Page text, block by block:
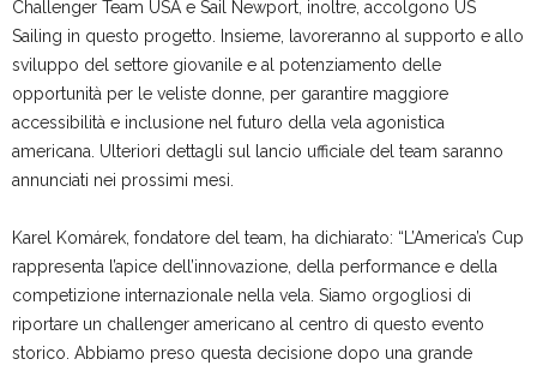
Challenger Team USA e Sail Newport, inoltre, accolgono US
Sailing in questo progetto. Insieme, lavoreranno al supporto e allo
sviluppo del settore giovanile e al potenziamento delle
opportunità per le veliste donne, per garantire maggiore
accessibilità e inclusione nel futuro della vela agonistica
americana. Ulteriori dettagli sul lancio ufficiale del team saranno
annunciati nei prossimi mesi.
Karel Komárek, fondatore del team, ha dichiarato: “L’America’s Cup
rappresenta l’apice dell’innovazione, della performance e della
competizione internazionale nella vela. Siamo orgogliosi di
riportare un challenger americano al centro di questo evento
storico. Abbiamo preso questa decisione dopo una grande